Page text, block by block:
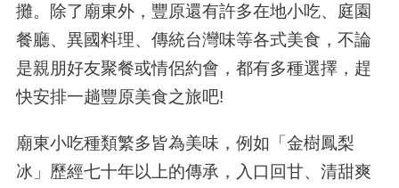
攤。除了廟東外，豐原還有許多在地小吃、庭園
餐廳、異國料理、傳統台灣味等各式美食，不論
是親朋好友聚餐或情侶約會，都有多種選擇，趕
快安排一趟豐原美食之旅吧!
廟東小吃種類繁多皆為美味，例如「金樹鳳梨
冰」歷經七十年以上的傳承，入口回甘、清甜爽